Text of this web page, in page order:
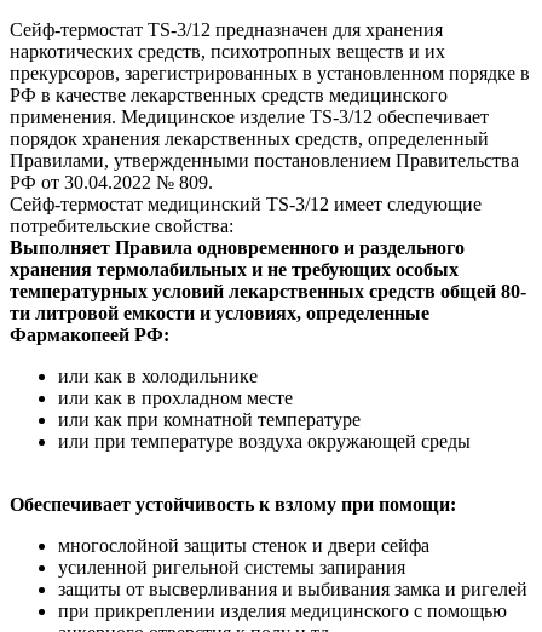
Сейф-термостат TS-3/12 предназначен для хранения
наркотических средств, психотропных веществ и их
прекурсоров, зарегистрированных в установленном порядке в
РФ в качестве лекарственных средств медицинского
применения. Медицинское изделие TS-3/12 обеспечивает
порядок хранения лекарственных средств, определенный
Правилами, утвержденными постановлением Правительства
РФ от 30.04.2022 № 809.
Сейф-термостат медицинский TS-3/12 имеет следующие
потребительские свойства:
Выполняет Правила одновременного и раздельного
хранения термолабильных и не требующих особых
температурных условий лекарственных средств общей 80-
ти литровой емкости и условиях, определенные
Фармакопеей РФ:
или как в холодильнике
или как в прохладном месте
или как при комнатной температуре
или при температуре воздуха окружающей среды
Обеспечивает устойчивость к взлому при помощи:
многослойной защиты стенок и двери сейфа
усиленной ригельной системы запирания
защиты от высверливания и выбивания замка и ригелей
при прикреплении изделия медицинского с помощью